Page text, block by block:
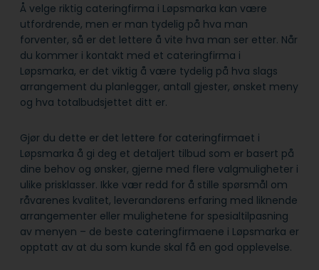
Å velge riktig cateringfirma i Løpsmarka kan være
utfordrende, men er man tydelig på hva man
forventer, så er det lettere å vite hva man ser etter. Når
du kommer i kontakt med et cateringfirma i
Løpsmarka, er det viktig å være tydelig på hva slags
arrangement du planlegger, antall gjester, ønsket meny
og hva totalbudsjettet ditt er.
Gjør du dette er det lettere for cateringfirmaet i
Løpsmarka å gi deg et detaljert tilbud som er basert på
dine behov og ønsker, gjerne med flere valgmuligheter i
ulike prisklasser. Ikke vær redd for å stille spørsmål om
råvarenes kvalitet, leverandørens erfaring med liknende
arrangementer eller mulighetene for spesialtilpasning
av menyen – de beste cateringfirmaene i Løpsmarka er
opptatt av at du som kunde skal få en god opplevelse.